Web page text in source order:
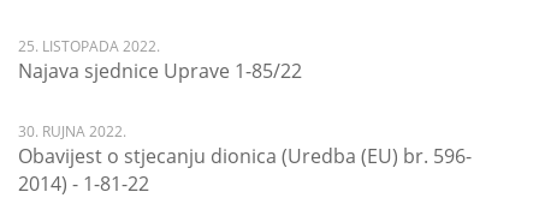
25. LISTOPADA 2022.
Najava sjednice Uprave 1-85/22
30. RUJNA 2022.
Obavijest o stjecanju dionica (Uredba (EU) br. 596-
2014) - 1-81-22